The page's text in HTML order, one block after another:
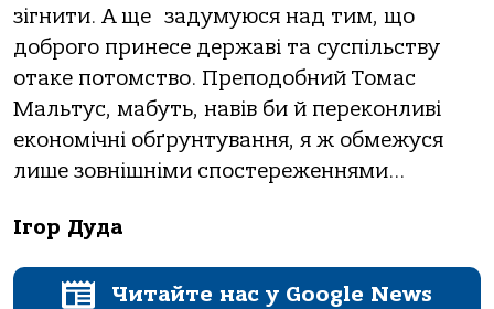
зігнити. А ще задумуюся над тим, що
доброго принесе державі та суспільству
отаке потомство. Преподобний Томас
Мальтус, мабуть, навів би й переконливі
економічні обґрунтування, я ж обмежуся
лише зовнішніми спостереженнями…
Ігор Дуда
Читайте нас у Google News